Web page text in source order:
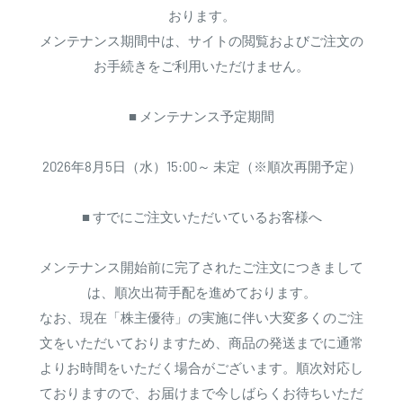
おります。
メンテナンス期間中は、サイトの閲覧およびご注文の
お手続きをご利用いただけません。
■ メンテナンス予定期間
2026年8月5日（水）15:00～ 未定（※順次再開予定）
■ すでにご注文いただいているお客様へ
メンテナンス開始前に完了されたご注文につきまして
は、順次出荷手配を進めております。
なお、現在「株主優待」の実施に伴い大変多くのご注
文をいただいておりますため、商品の発送までに通常
よりお時間をいただく場合がございます。順次対応し
ておりますので、お届けまで今しばらくお待ちいただ